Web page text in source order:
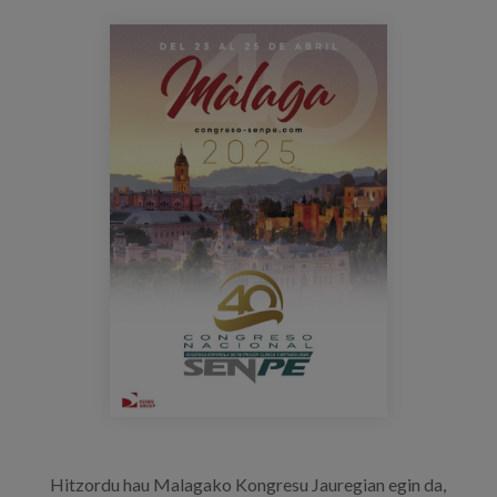
congreso_senpe_cartel.png
Hitzordu hau Malagako Kongresu Jauregian egin da,